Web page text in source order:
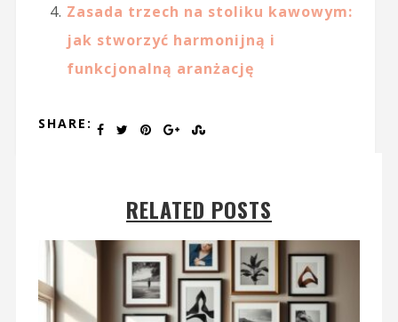
Zasada trzech na stoliku kawowym:
jak stworzyć harmonijną i
funkcjonalną aranżację
SHARE:
RELATED POSTS